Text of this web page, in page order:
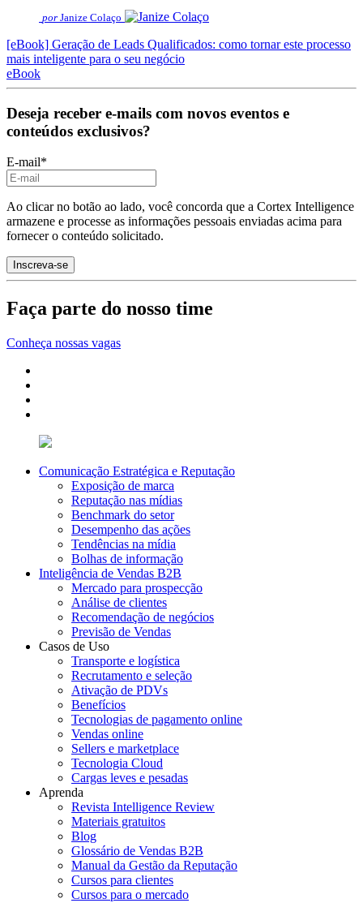
por Janize Colaço
[eBook] Geração de Leads Qualificados: como tornar este processo
mais inteligente para o seu negócio
eBook
Deseja receber e-mails com novos eventos e
conteúdos exclusivos?
E-mail*
Ao clicar no botão ao lado, você concorda que a Cortex Intelligence
armazene e processe as informações pessoais enviadas acima para
fornecer o conteúdo solicitado.
Faça parte do nosso time
Conheça nossas vagas
Comunicação Estratégica e Reputação
Exposição de marca
Reputação nas mídias
Benchmark do setor
Desempenho das ações
Tendências na mídia
Bolhas de informação
Inteligência de Vendas B2B
Mercado para prospecção
Análise de clientes
Recomendação de negócios
Previsão de Vendas
Casos de Uso
Transporte e logística
Recrutamento e seleção
Ativação de PDVs
Benefícios
Tecnologias de pagamento online
Vendas online
Sellers e marketplace
Tecnologia Cloud
Cargas leves e pesadas
Aprenda
Revista Intelligence Review
Materiais gratuitos
Blog
Glossário de Vendas B2B
Manual da Gestão da Reputação
Cursos para clientes
Cursos para o mercado